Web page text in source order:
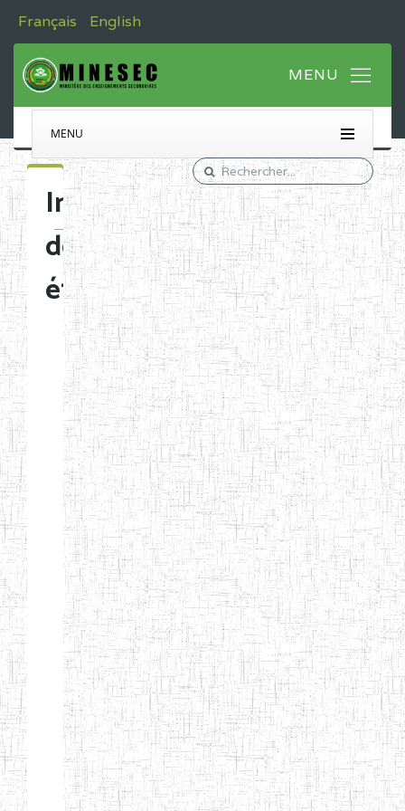
Français English
MENU
Immatriculation
des
établissements
Etablissements
d'enseignement
normal
ENI
Chercher:
Effacer les filtres
Denomination
Type